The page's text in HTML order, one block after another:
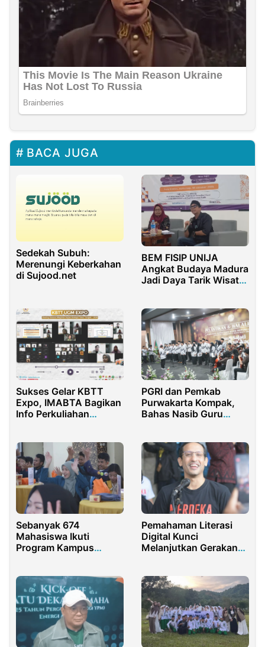
BACA JUGA
Sedekah Subuh:
Merenungi Keberkahan
di Sujood.net
BEM FISIP UNIJA
Angkat Budaya Madura
Jadi Daya Tarik Wisata
Sukses Gelar KBTT
Expo, IMABTA Bagikan
Info Perkuliahan
PGRI dan Pemkab
Purwakarta Kompak,
Bahas Nasib Guru
Sebanyak 674
Mahasiswa Ikuti
Program Kampus
Pemahaman Literasi
Digital Kunci
Melanjutkan Gerakan